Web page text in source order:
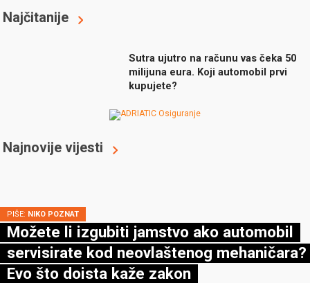
Najčitanije
Sutra ujutro na računu vas čeka 50
milijuna eura. Koji automobil prvi
kupujete?
Najnovije vijesti
PIŠE: NIKO POZNAT
Možete li izgubiti jamstvo ako automobil
servisirate kod neovlaštenog mehaničara?
Evo što doista kaže zakon